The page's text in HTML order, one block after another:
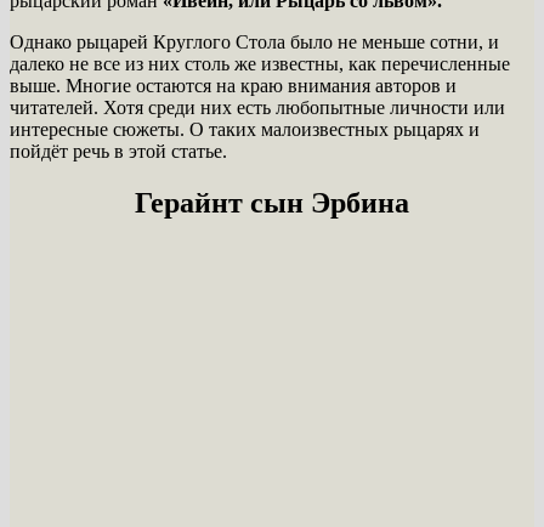
Однако рыцарей Круглого Стола было не меньше сотни, и
далеко не все из них столь же известны, как перечисленные
выше. Многие остаются на краю внимания авторов и
читателей. Хотя среди них есть любопытные личности или
интересные сюжеты. О таких малоизвестных рыцарях и
пойдёт речь в этой статье.
Герайнт сын Эрбина